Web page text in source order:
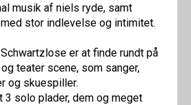
musik af niels ryde, samt
stor indlevelse og intimitet.
er at finde rundt på
teater scene, som sanger,
og skuespiller.
3 solo plader, dem og meget